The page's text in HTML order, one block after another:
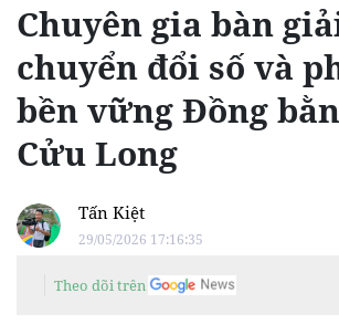
Chuyên gia bàn
chuyển đổi số và
bền vững Đồng
Cửu Long
Tấn Kiệt
29/05/2026 17:16:35
Theo dõi trên